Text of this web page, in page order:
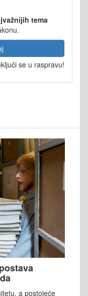
tema
se u raspravu!
a postojeće